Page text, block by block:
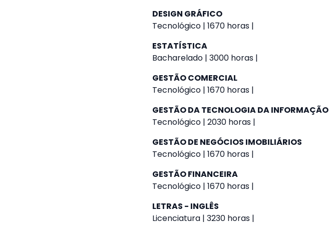
DESIGN GRÁFICO
Tecnológico | 1670 horas |
ESTATÍSTICA
Bacharelado | 3000 horas |
GESTÃO COMERCIAL
Tecnológico | 1670 horas |
GESTÃO DA TECNOLOGIA DA INFORMAÇÃO
Tecnológico | 2030 horas |
GESTÃO DE NEGÓCIOS IMOBILIÁRIOS
Tecnológico | 1670 horas |
GESTÃO FINANCEIRA
Tecnológico | 1670 horas |
LETRAS - INGLÊS
Licenciatura | 3230 horas |